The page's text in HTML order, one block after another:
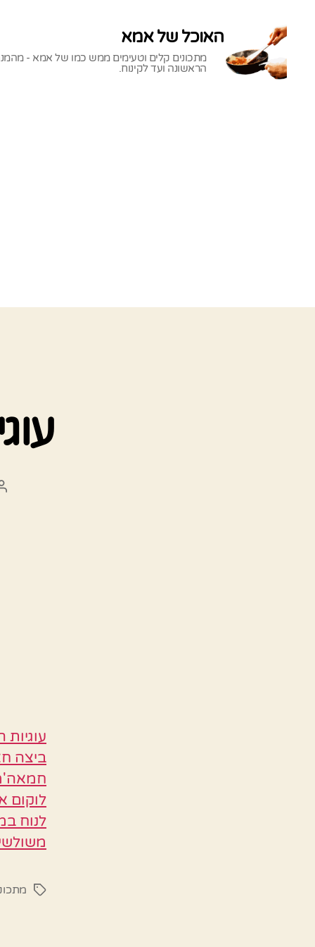
האוכל של אמא
מתכונים קלים וטעימים ממש כמו של אמא -
הראשונה ועד לקינוח.
לוקום
תגיות